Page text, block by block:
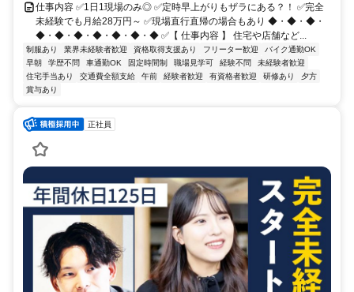
仕事内容 ✅1日1現場のみ◎ ✅定時早上がりもザラにある？！ ✅完全
未経験でも月給28万円～ ✅現場直行直帰の場合もあり ◆・◆・◆・
◆・◆・◆・◆・◆・◆・◆ ✅【 仕事内容 】 住宅や店舗など...
制服あり 業界未経験者歓迎 資格取得支援あり フリーター歓迎
バイク通勤OK
早朝
学歴不問 車通勤OK 固定時間制 職場見学可 経験不問
未経験者歓迎
住宅手当あり
交通費全額支給 午前 経験者歓迎 有資格者歓迎 研修あり
夕方
賞与あり
正社員